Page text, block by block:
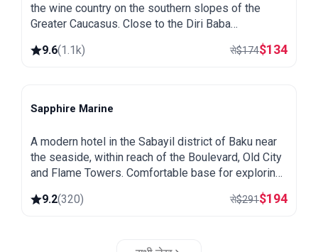
the wine country on the southern slopes of the
Greater Caucasus. Close to the Diri Baba
Pirqulu forests.
9.6(1.1k) से$174$134
Baku
Sapphire Marine
A modern hotel in the Sabayil district of Baku near
the seaside, within reach of the Boulevard, Old City
and Flame Towers. Comfortable base for exploring
9.2(320) से$291$194